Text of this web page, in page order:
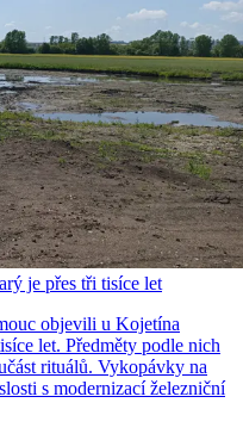
je přes tři tisíce let
objevili u Kojetína
let. Předměty podle nich
rituálů. Vykopávky na
s modernizací železniční